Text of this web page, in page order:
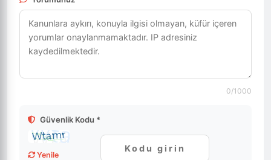
0/1000
Güvenlik Kodu *
Yenile